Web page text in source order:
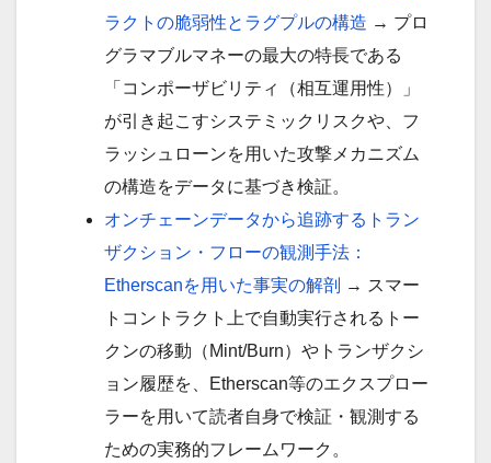
ラクトの脆弱性とラグプルの構造 → プロ
グラマブルマネーの最大の特長である
「コンポーザビリティ（相互運用性）」
が引き起こすシステミックリスクや、フ
ラッシュローンを用いた攻撃メカニズム
の構造をデータに基づき検証。
オンチェーンデータから追跡するトラン
ザクション・フローの観測手法：
Etherscanを用いた事実の解剖
→ スマー
トコントラクト上で自動実行されるトー
クンの移動（Mint/Burn）やトランザクシ
ョン履歴を、Etherscan等のエクスプロー
ラーを用いて読者自身で検証・観測する
ための実務的フレームワーク。